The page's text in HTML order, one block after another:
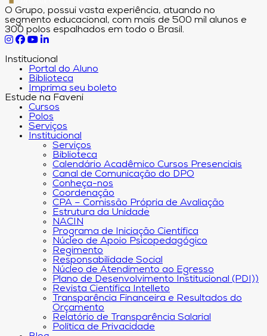
O Grupo, possui vasta experiência, atuando no
segmento educacional, com mais de 500 mil alunos e
300 polos espalhados em todo o Brasil.
Institucional
Portal do Aluno
Biblioteca
Imprima seu boleto
Estude na Faveni
Cursos
Polos
Serviços
Institucional
Serviços
Biblioteca
Calendário Acadêmico Cursos Presenciais
Canal de Comunicação do DPO
Conheça-nos
Coordenação
CPA – Comissão Própria de Avaliação
Estrutura da Unidade
NACIN
Programa de Iniciação Científica
Núcleo de Apoio Psicopedagógico
Regimento
Responsabilidade Social
Núcleo de Atendimento ao Egresso
Plano de Desenvolvimento Institucional (PDI))
Revista Científica Intelleto
Transparência Financeira e Resultados do
Orçamento
Relatório de Transparência Salarial
Política de Privacidade